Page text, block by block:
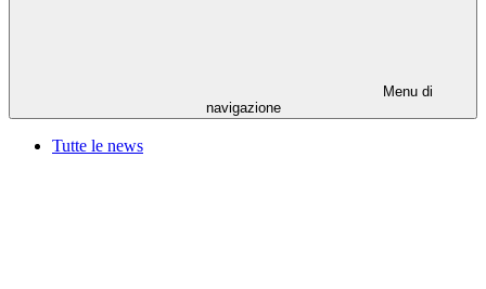
Menu di
navigazione
Tutte le news